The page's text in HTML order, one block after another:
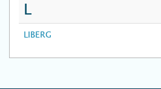
L
LIBERG